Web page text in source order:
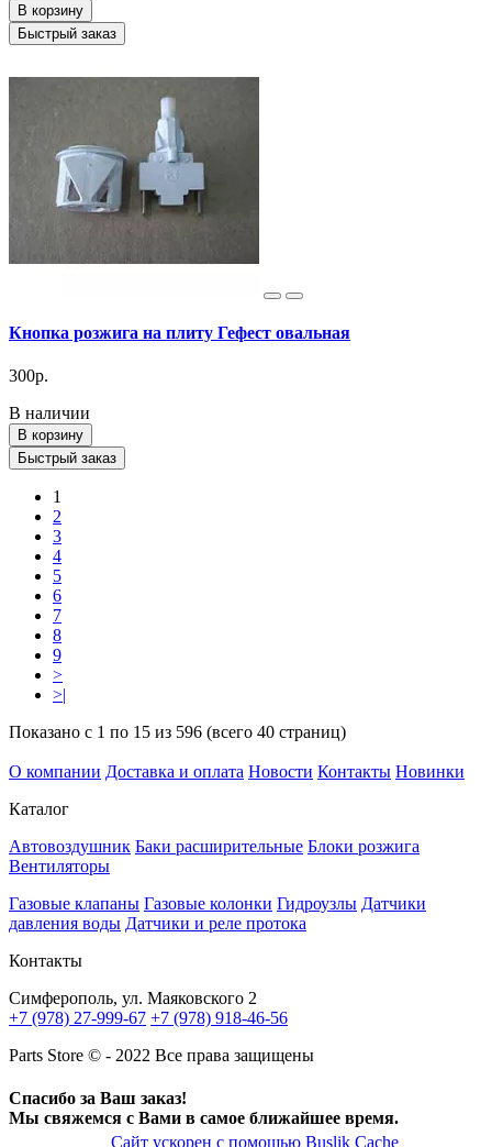
В корзину
Быстрый заказ
Кнопка розжига на плиту Гефест овальная
300р.
В наличии
В корзину
Быстрый заказ
1
2
3
4
5
6
7
8
9
>
>|
Показано с 1 по 15 из 596 (всего 40 страниц)
О компании Доставка и оплата Новости Контакты Новинки
Каталог
Автовоздушник Баки расширительные Блоки розжига
Вентиляторы
Газовые клапаны Газовые колонки Гидроузлы Датчики
давления воды Датчики и реле протока
Контакты
Симферополь, ул. Маяковского 2
+7 (978) 27-999-67 +7 (978) 918-46-56
Parts Store © - 2022 Все права защищены
Спасибо за Ваш заказ!
Мы свяжемся с Вами в самое ближайшее время.
Сайт ускорен с помощью Buslik Cache